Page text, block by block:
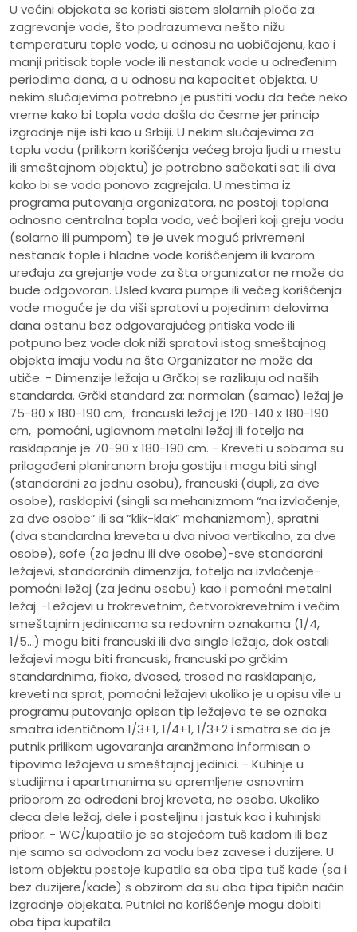
U većini objekata se koristi sistem slolarnih ploča za
zagrevanje vode, što podrazumeva nešto nižu
temperaturu tople vode, u odnosu na uobičajenu, kao i
manji pritisak tople vode ili nestanak vode u određenim
periodima dana, a u odnosu na kapacitet objekta. U
nekim slučajevima potrebno je pustiti vodu da teče neko
vreme kako bi topla voda došla do česme jer princip
izgradnje nije isti kao u Srbiji. U nekim slučajevima za
toplu vodu (prilikom korišćenja većeg broja ljudi u mestu
ili smeštajnom objektu) je potrebno sačekati sat ili dva
kako bi se voda ponovo zagrejala. U mestima iz
programa putovanja organizatora, ne postoji toplana
odnosno centralna topla voda, već bojleri koji greju vodu
(solarno ili pumpom) te je uvek moguć privremeni
nestanak tople i hladne vode korišćenjem ili kvarom
uređaja za grejanje vode za šta organizator ne može da
bude odgovoran. Usled kvara pumpe ili većeg korišćenja
vode moguće je da viši spratovi u pojedinim delovima
dana ostanu bez odgovarajućeg pritiska vode ili
potpuno bez vode dok niži spratovi istog smeštajnog
objekta imaju vodu na šta Organizator ne može da
utiče. - Dimenzije ležaja u Grčkoj se razlikuju od naših
standarda. Grčki standard za: normalan (samac) ležaj je
75-80 x 180-190 cm, francuski ležaj je 120-140 x 180-190
cm, pomoćni, uglavnom metalni ležaj ili fotelja na
rasklapanje je 70-90 x 180-190 cm. - Kreveti u sobama su
prilagođeni planiranom broju gostiju i mogu biti singl
(standardni za jednu osobu), francuski (dupli, za dve
osobe), rasklopivi (singli sa mehanizmom “na izvlačenje,
za dve osobe” ili sa “klik-klak” mehanizmom), spratni
(dva standardna kreveta u dva nivoa vertikalno, za dve
osobe), sofe (za jednu ili dve osobe)-sve standardni
ležajevi, standardnih dimenzija, fotelja na izvlačenje-
pomoćni ležaj (za jednu osobu) kao i pomoćni metalni
ležaj. -Ležajevi u trokrevetnim, četvorokrevetnim i većim
smeštajnim jedinicama sa redovnim oznakama (1/4,
1/5…) mogu biti francuski ili dva single ležaja, dok ostali
ležajevi mogu biti francuski, francuski po grčkim
standardnima, fioka, dvosed, trosed na rasklapanje,
kreveti na sprat, pomoćni ležajevi ukoliko je u opisu vile u
programu putovanja opisan tip ležajeva te se oznaka
smatra identičnom 1/3+1, 1/4+1, 1/3+2 i smatra se da je
putnik prilikom ugovaranja aranžmana informisan o
tipovima ležajeva u smeštajnoj jedinici. - Kuhinje u
studijima i apartmanima su opremljene osnovnim
priborom za određeni broj kreveta, ne osoba. Ukoliko
deca dele ležaj, dele i posteljinu i jastuk kao i kuhinjski
pribor. - WC/kupatilo je sa stojećom tuš kadom ili bez
nje samo sa odvodom za vodu bez zavese i duzijere. U
istom objektu postoje kupatila sa oba tipa tuš kade (sa i
bez duzijere/kade) s obzirom da su oba tipa tipičn način
izgradnje objekata. Putnici na korišćenje mogu dobiti
oba tipa kupatila.